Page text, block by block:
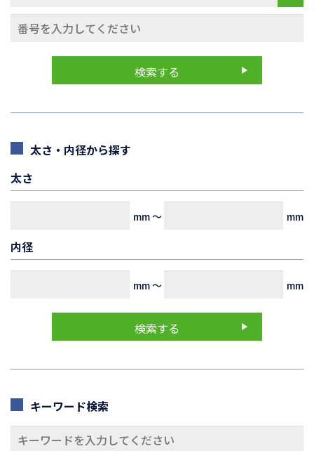
太さ・内径から探す
太さ
mm～ mm
内径
mm～ mm
キーワード検索